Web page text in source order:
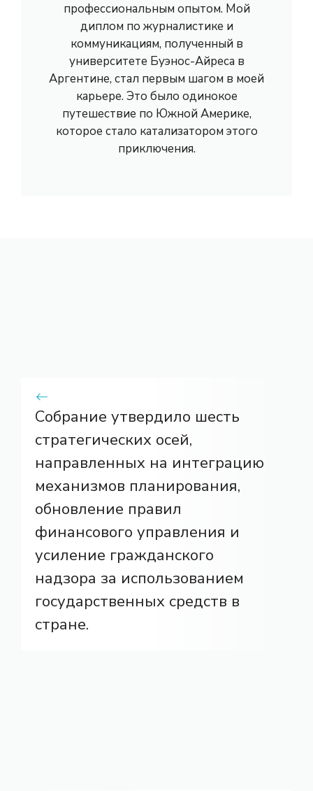
профессиональным опытом. Мой
диплом по журналистике и
коммуникациям, полученный в
университете Буэнос-Айреса в
Аргентине, стал первым шагом в моей
карьере. Это было одинокое
путешествие по Южной Америке,
которое стало катализатором этого
приключения.
Собрание утвердило шесть
стратегических осей,
направленных на интеграцию
механизмов планирования,
обновление правил
финансового управления и
усиление гражданского
надзора за использованием
государственных средств в
стране.